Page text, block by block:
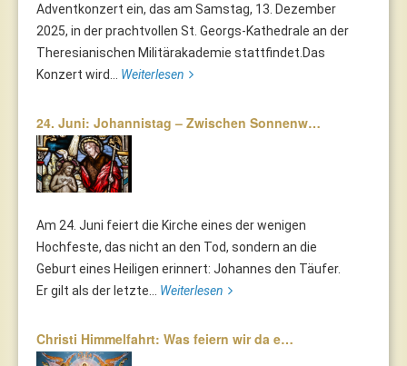
Adventkonzert ein, das am Samstag, 13. Dezember
2025, in der prachtvollen St. Georgs-Kathedrale an der
Theresianischen Militärakademie stattfindet.Das
Konzert wird... Weiterlesen
24. Juni: Johannistag – Zwischen Sonnenw…
Am 24. Juni feiert die Kirche eines der wenigen
Hochfeste, das nicht an den Tod, sondern an die
Geburt eines Heiligen erinnert: Johannes den Täufer.
Er gilt als der letzte... Weiterlesen
Christi Himmelfahrt: Was feiern wir da e…